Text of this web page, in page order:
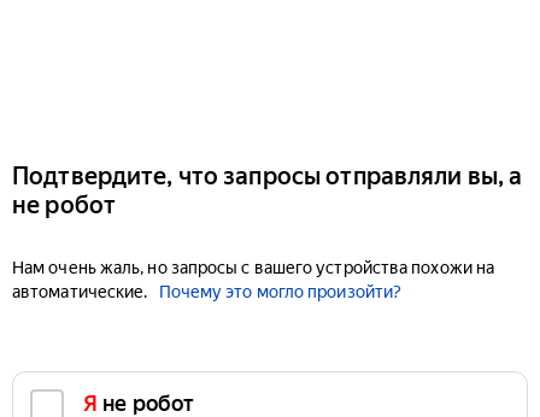
Подтвердите, что запросы отправляли вы, а
не робот
Нам очень жаль, но запросы с вашего устройства похожи на
автоматические.
Почему это могло произойти?
Я не робот